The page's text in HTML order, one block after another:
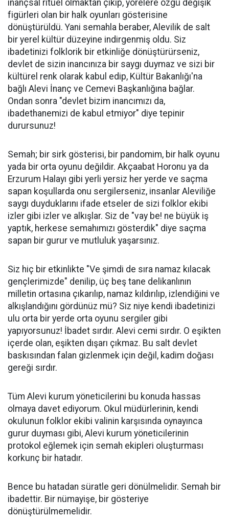
inançsal ritüel olmaktan çıkıp, yörelere özgü değişik
figürleri olan bir halk oyunları gösterisine
dönüştürüldü. Yani semahla beraber, Alevilik de salt
bir yerel kültür düzeyine indirgenmiş oldu. Siz
ibadetinizi folklorik bir etkinliğe dönüştürürseniz,
devlet de sizin inancınıza bir saygı duymaz ve sizi bir
kültürel renk olarak kabul edip, Kültür Bakanlığı'na
bağlı Alevi İnanç ve Cemevi Başkanlığına bağlar.
Ondan sonra "devlet bizim inancımızı da,
ibadethanemizi de kabul etmiyor" diye tepinir
durursunuz!
Semah; bir sirk gösterisi, bir pandomim, bir halk oyunu
yada bir orta oyunu değildir. Akçaabat Horonu ya da
Erzurum Halayı gibi yerli yersiz her yerde ve saçma
sapan koşullarda onu sergilerseniz, insanlar Aleviliğe
saygı duyduklarını ifade etseler de sizi folklor ekibi
izler gibi izler ve alkışlar. Siz de "vay be! ne büyük iş
yaptık, herkese semahımızı gösterdik" diye saçma
sapan bir gurur ve mutluluk yaşarsınız.
Siz hiç bir etkinlikte "Ve şimdi de sıra namaz kılacak
gençlerimizde" denilip, üç beş tane delikanlının
milletin ortasına çıkarılıp, namaz kıldırılıp, izlendiğini ve
alkışlandığını gördünüz mü? Siz niye kendi ibadetinizi
ulu orta bir yerde orta oyunu sergiler gibi
yapıyorsunuz! İbadet sırdır. Alevi cemi sırdır. O eşikten
içerde olan, eşikten dışarı çıkmaz. Bu salt devlet
baskısından falan gizlenmek için değil, kadim doğası
gereği sırdır.
Tüm Alevi kurum yöneticilerini bu konuda hassas
olmaya davet ediyorum. Okul müdürlerinin, kendi
okulunun folklor ekibi valinin karşısında oynayınca
gurur duyması gibi, Alevi kurum yöneticilerinin
protokol eğlemek için semah ekipleri oluşturması
korkunç bir hatadır.
Bence bu hatadan süratle geri dönülmelidir. Semah bir
ibadettir. Bir nümayişe, bir gösteriye
dönüştürülmemelidir.